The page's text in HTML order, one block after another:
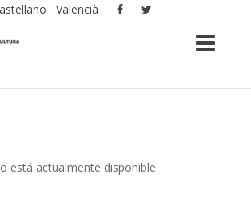
Valencià
está actualmente disponible.